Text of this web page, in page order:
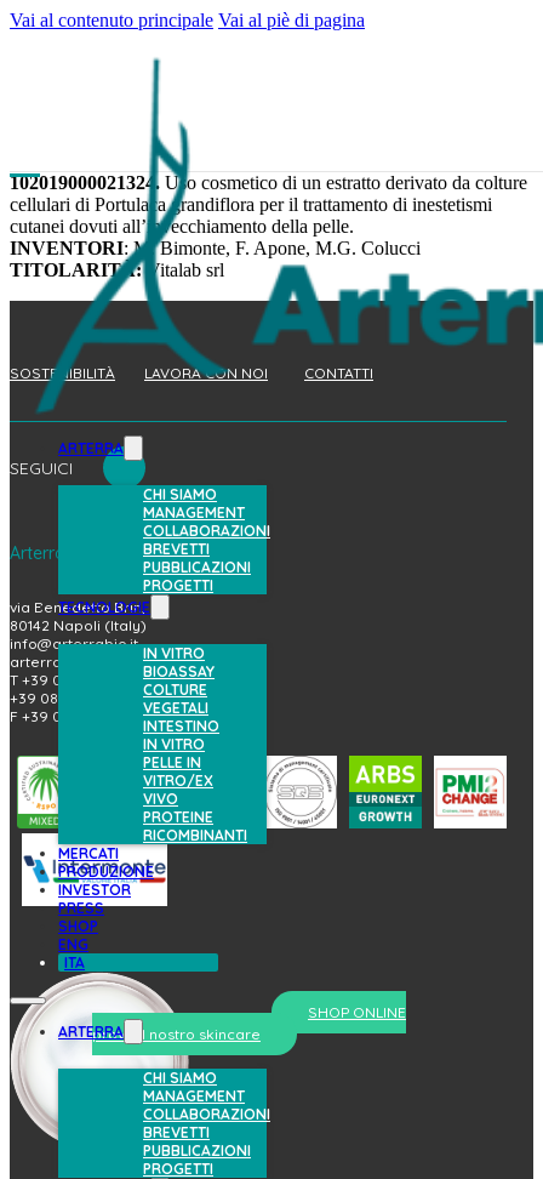
Vai al contenuto principale Vai al piè di pagina
ARTERRA
CHI SIAMO
MANAGEMENT
COLLABORAZIONI
BREVETTI
PUBBLICAZIONI
PROGETTI
TECNOLOGIE
IN VITRO
BIOASSAY
COLTURE
VEGETALI
INTESTINO
IN VITRO
PELLE IN
VITRO/EX
VIVO
PROTEINE
RICOMBINANTI
MERCATI
PRODUZIONE
INVESTOR
PRESS
SHOP
ENG
ITA
ARTERRA
CHI SIAMO
MANAGEMENT
COLLABORAZIONI
BREVETTI
PUBBLICAZIONI
PROGETTI
102019000021324. Uso cosmetico di un estratto derivato da colture
cellulari di Portulaca grandiflora per il trattamento di inestetismi
cutanei dovuti all’invecchiamento della pelle.
INVENTORI: M. Bimonte, F. Apone, M.G. Colucci
TITOLARITÀ:Vitalab srl
SOSTENIBILITÀ LAVORA CON NOI CONTATTI
SEGUICI
Arterra Bioscience S.p.A.
via Benedetto Brin, 69
80142 Napoli (Italy)
info@arterrabio.it
arterra@pec.it
T +39 081.6584411
+39 081.6584396
F +39 081.2144864
SHOP ONLINE
prova il nostro skincare